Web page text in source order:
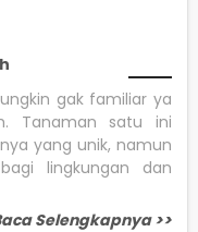
gak familiar ya
Tanaman satu ini
yang unik, namun
lingkungan dan
Selengkapnya >>